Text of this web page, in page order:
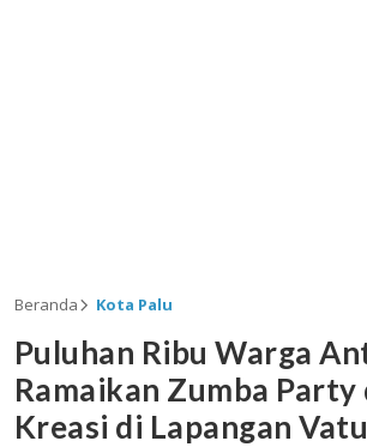
Beranda Kota Palu
Puluhan Ribu Warga
Ramaikan Zumba Party
Kreasi di Lapangan